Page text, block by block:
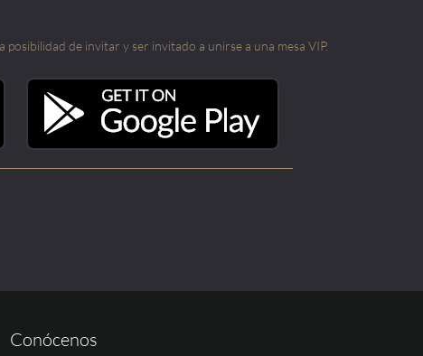
posibilidad de invitar y ser invitado a unirse a una mesa VIP.
Conócenos